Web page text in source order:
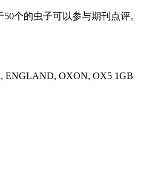
个的虫子可以参与期刊点评。
ENGLAND, OXON, OX5 1GB